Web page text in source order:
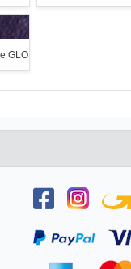
GLOSSY Aston Martin Series